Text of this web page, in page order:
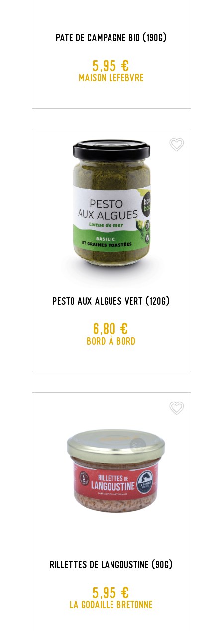
PATE DE CAMPAGNE BIO (190G)
Prix
5,95 €
Maison Lefebvre
Pesto Aux Algues Vert (120G)
Prix
6,80 €
Bord à Bord
favorite_border
favorite_border
Rillettes De Langoustine (90g)
Prix
5,95 €
La Godaille Bretonne
favorite_border
favorite_border